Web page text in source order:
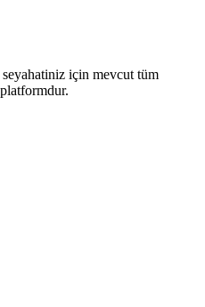
için mevcut tüm